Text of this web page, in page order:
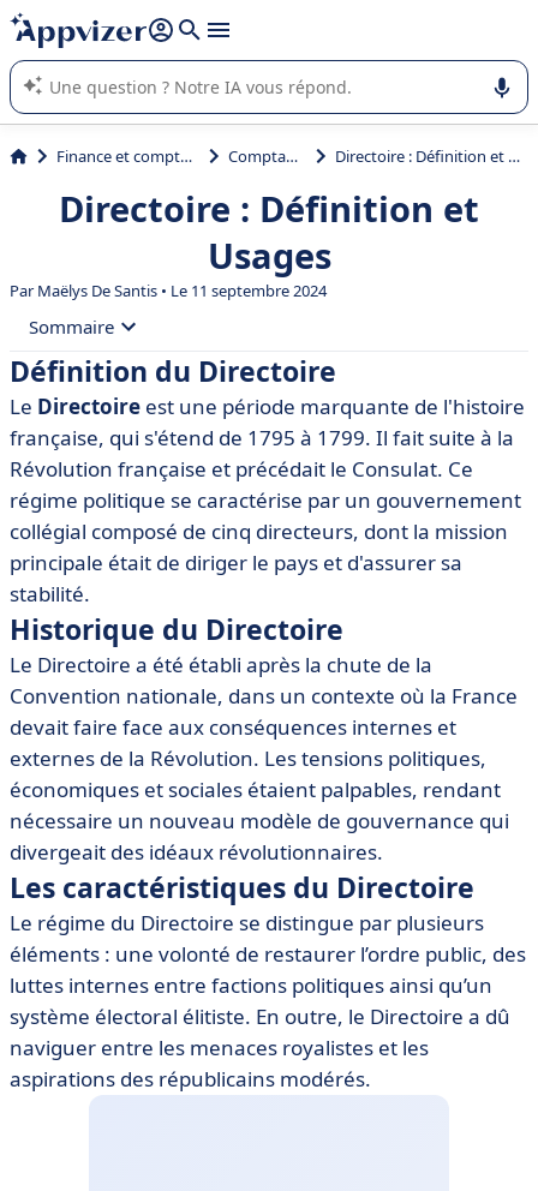
répondre (plusieurs lignes avec
L'IA de Appvizer vous guide dans l'utilisation ou la sélection de
logiciel SaaS en entreprise.
Finance et comptabilité Comptabilité Directoire : Définition et Usages
Directoire : Définition et
Usages
ParMaëlys De Santis • Le 11 septembre 2024
Sommaire
• Définition du Directoire
• Historique du Directoire
• Les caractéristiques du Directoire
• Impacts et influences du Directoire
• Logiciels et outils recommandés pour le Directoire
• Conclusion
Définition du Directoire
Le Directoire est une période marquante de l'histoire
française, qui s'étend de 1795 à 1799. Il fait suite à la
Révolution française et précédait le Consulat. Ce
régime politique se caractérise par un gouvernement
collégial composé de cinq directeurs, dont la mission
principale était de diriger le pays et d'assurer sa
stabilité.
Historique du Directoire
Le Directoire a été établi après la chute de la
Convention nationale, dans un contexte où la France
devait faire face aux conséquences internes et
externes de la Révolution. Les tensions politiques,
économiques et sociales étaient palpables, rendant
nécessaire un nouveau modèle de gouvernance qui
divergeait des idéaux révolutionnaires.
Les caractéristiques du Directoire
Le régime du Directoire se distingue par plusieurs
éléments : une volonté de restaurer l’ordre public, des
luttes internes entre factions politiques ainsi qu’un
système électoral élitiste. En outre, le Directoire a dû
naviguer entre les menaces royalistes et les
aspirations des républicains modérés.